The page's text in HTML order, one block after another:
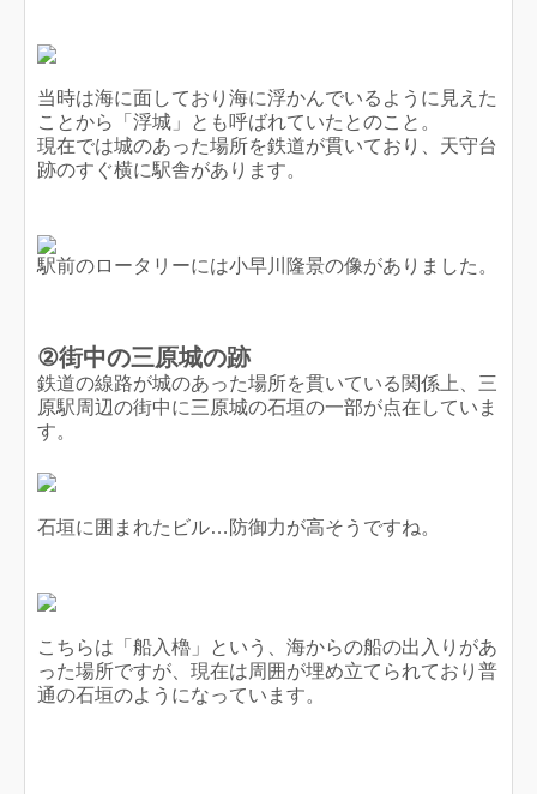
当時は海に面しており海に浮かんでいるように見えた
ことから「浮城」とも呼ばれていたとのこと。
現在では城のあった場所を鉄道が貫いており、天守台
跡のすぐ横に駅舎があります。
駅前のロータリーには小早川隆景の像がありました。
②街中の三原城の跡
鉄道の線路が城のあった場所を貫いている関係上、三
原駅周辺の街中に三原城の石垣の一部が点在していま
す。
石垣に囲まれたビル…防御力が高そうですね。
こちらは「船入櫓」という、海からの船の出入りがあ
った場所ですが、現在は周囲が埋め立てられており普
通の石垣のようになっています。